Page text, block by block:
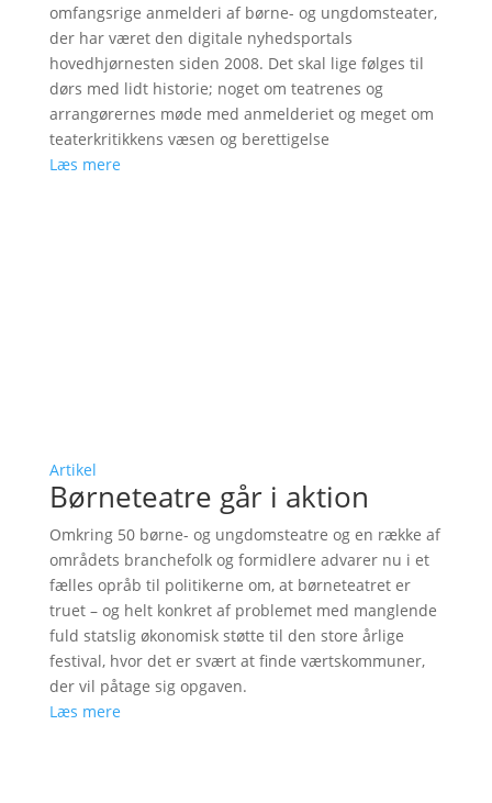
omfangsrige anmelderi af børne- og ungdomsteater,
der har været den digitale nyhedsportals
hovedhjørnesten siden 2008. Det skal lige følges til
dørs med lidt historie; noget om teatrenes og
arrangørernes møde med anmelderiet og meget om
teaterkritikkens væsen og berettigelse
Læs mere
Artikel
Børneteatre går i aktion
Omkring 50 børne- og ungdomsteatre og en række af
områdets branchefolk og formidlere advarer nu i et
fælles opråb til politikerne om, at børneteatret er
truet – og helt konkret af problemet med manglende
fuld statslig økonomisk støtte til den store årlige
festival, hvor det er svært at finde værtskommuner,
der vil påtage sig opgaven.
Læs mere